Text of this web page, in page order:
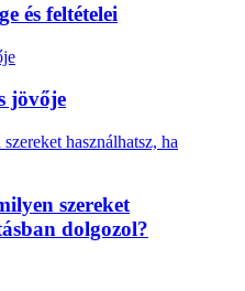
és feltételei
jövője
szereket
dolgozol?